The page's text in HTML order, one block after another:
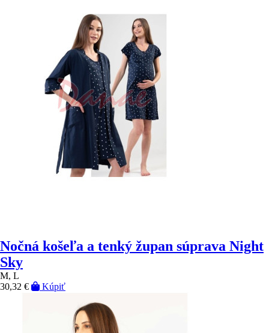
Nočná košeľa a tenký župan súprava Night
Sky
M, L
30,32 €
Kúpiť